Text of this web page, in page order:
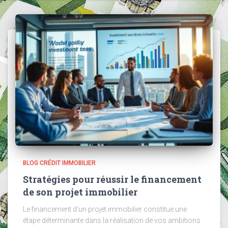
BLOG CRÉDIT IMMOBILIER
Stratégies pour réussir le financement
de son projet immobilier
Le financement d’un projet immobilier constitue une
étape déterminante dans la réalisation de vos ambitions